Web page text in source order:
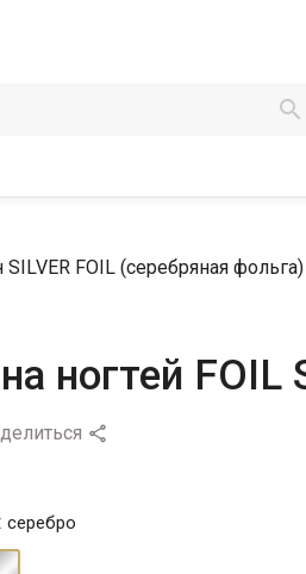

FOIL (серебряная фольга)
ногтей FOIL

серебро